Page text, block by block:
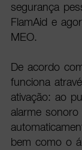
segurança
FlamAid e
MEO.
De acordo
funciona
ativação: ao
alarme
bem como o